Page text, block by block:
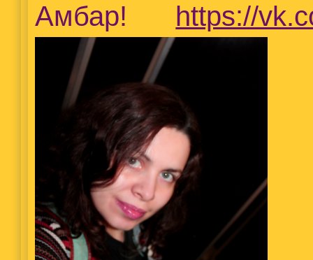
Амбар!
https://